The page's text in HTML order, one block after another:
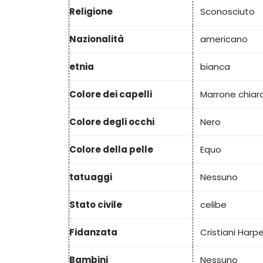
Religione Sconosciuto
Nazionalità americano
etnia bianca
Colore dei capelli Marrone
Colore degli occhi Nero
Colore della pelle Equo
tatuaggi Nessuno
Stato civile celibe
Fidanzata Cristiani
Bambini Nessuno